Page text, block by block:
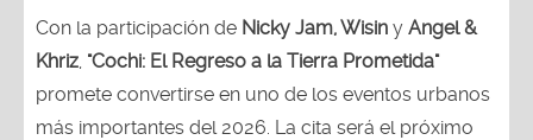
Con la participación de Nicky Jam, Wisin y Angel &
Khriz, "Cochi: El Regreso a la Tierra Prometida"
promete convertirse en uno de los eventos urbanos
más importantes del 2026. La cita será el próximo